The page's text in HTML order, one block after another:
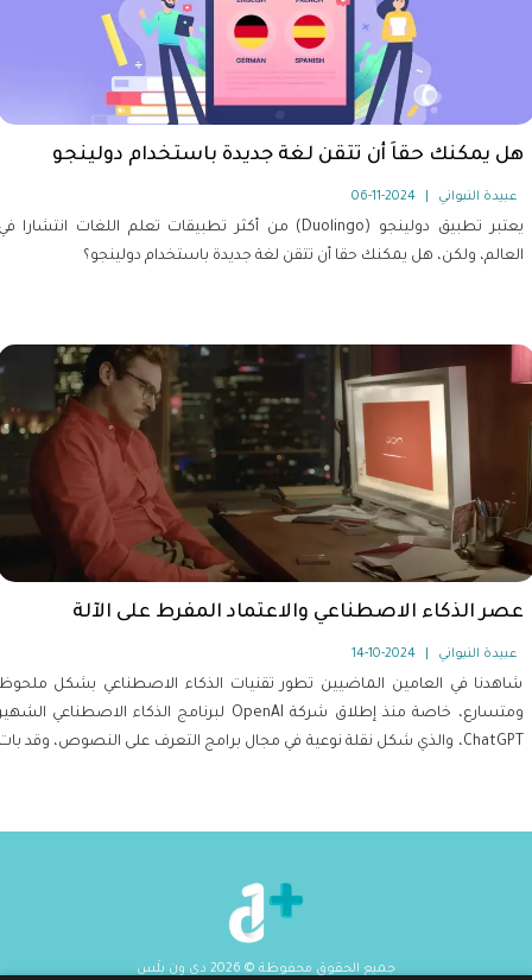
هل يمكنك حقاَ أن تتقن لغة جديدة باستخدام دولينجو
عبيدة النبواني 2024-11-06
يعتبر تطبيق دولينجو (Duolingo) من أكثر تطبيقات تعلم اللغات انتشارا في
العالم، ولكن، هل يمكنك حقا أن تتقن لغة جديدة باستخدام دولينجو؟
عصر الذكاء الاصطناعي والاعتماد المفرط على الآلة
عبيدة النبواني 2024-10-14
شاهدنا في العامين الماضيين تطور تقنيات الذكاء الاصطناعي بشكل ملحوظ
ومتسارع، خاصة منذ إطلاق شركة OpenAI لبرنامج الذكاء الاصطناعي الشهير
ChatGPT، والذي شكل نقلة نوعية في مجال برامج التعرف على النصوص، وقد بات
لإيقاف عجلة التطور أو إعادتها إلى الوراء.
جميع الحقوق محفوظة ©
2026 دي ون بلَس